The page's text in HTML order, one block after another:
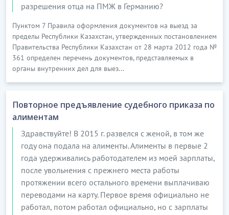
разрешения отца на ПМЖ в Германию?
Пунктом 7 Правила оформления документов на выезд за
пределы Республики Казахстан, утвержденных постановлением
Правительства Республики Казахстан от 28 марта 2012 года №
361 определен перечень документов, представляемых в
органы внутренних дел для выез...
Повторное предъявление судебного приказа по
алиментам
Здравствуйте! В 2015 г. развелся с женой, в том же
году она подала на алименты. Алименты в первые 2
года удерживались работодателем из моей зарплаты,
после увольнения с прежнего места работы
протяжении всего остального времени выплачиваю
переводами на карту. Первое время официально не
работал, потом работал официально, но с зарплаты